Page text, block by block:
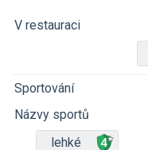
V restauraci
Sportování
Názvy sportů
lehké